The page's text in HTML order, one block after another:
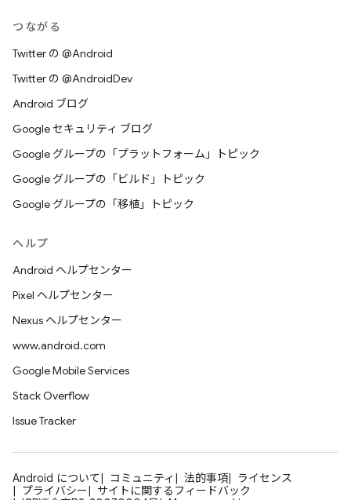
つながる
Twitter の @Android
Twitter の @AndroidDev
Android ブログ
Google セキュリティ ブログ
Google グループの「プラットフォーム」トピック
Google グループの「ビルド」トピック
Google グループの「移植」トピック
ヘルプ
Android ヘルプセンター
Pixel ヘルプセンター
Nexus ヘルプセンター
www.android.com
Google Mobile Services
Stack Overflow
Issue Tracker
Android について コミュニティ 法的事項
ライセンス
プライバシー
サイトに関するフィードバック